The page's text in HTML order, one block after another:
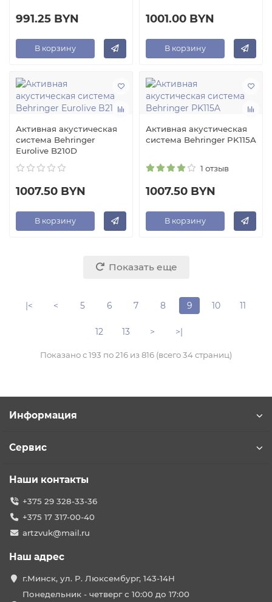
991.25 BYN
В корзину
1001.00 BYN
В корзину
Активная акустическая
система Behringer
Eurolive B210D
1007.50 BYN
В корзину
Активная акустическая
система Behringer PK115A
1 отзыв
1007.50 BYN
В корзину
Показать еще
|< < 5 6 7 8 9 10 11
12 13 > >|
Показано с 193 по 216 из 816 (всего 34 страниц)
Информация
Сервис
Наши контакты
+375 29 328-33-36
+375 17 317-00-40
artzvuk@mail.ru
Наш адрес
г.Минск, ул. Р. Люксембург, 143-14Н
Понедельник - четверг с 10:00 до 17:00